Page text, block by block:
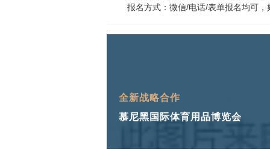
报名方式：微信/电话/表单报名均可，
全新战略合作
慕尼黑国际体育用品博览会